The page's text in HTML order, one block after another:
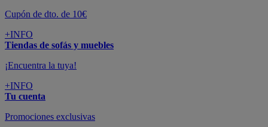
Cupón de dto. de 10€
+INFO
Tiendas de sofás y muebles
¡Encuentra la tuya!
+INFO
Tu cuenta
Promociones exclusivas